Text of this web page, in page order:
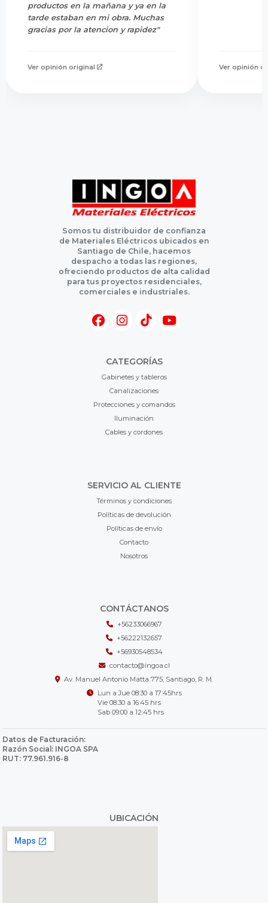
productos en la mañana y ya en la
tarde estaban en mi obra. Muchas
gracias por la atencion y rapidez"
Ver opinión original Ver opinión
Somos tu distribuidor de confianza
de Materiales Eléctricos ubicados en
Santiago de Chile, hacemos
despacho a todas las regiones,
ofreciendo productos de alta calidad
para tus proyectos residenciales,
comerciales e industriales.
CATEGORÍAS
Gabinetes y tableros
Canalizaciones
Protecciones y comandos
Iluminación
Cables y cordones
SERVICIO AL CLIENTE
Términos y condiciones
Políticas de devolución
Políticas de envío
Contacto
Nosotros
CONTÁCTANOS
+56233066967
+56222132657
+56930548534
contacto@ingoa.cl
Av. Manuel Antonio Matta 775, Santiago, R. M.
Lun a Jue 08:30 a 17:45hrs
Vie 08:30 a 16:45 hrs
Sab 09:00 a 12:45 hrs
Datos de Facturación:
Razón Social: INGOA SPA
RUT: 77.961.916-8
UBICACIÓN